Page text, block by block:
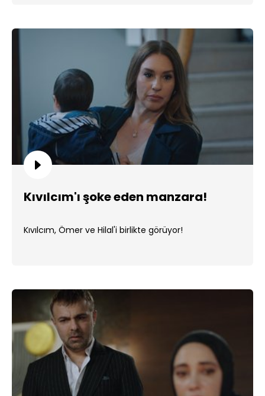
Kıvılcım'ı şoke eden manzara!
Kıvılcım, Ömer ve Hilal'i birlikte görüyor!